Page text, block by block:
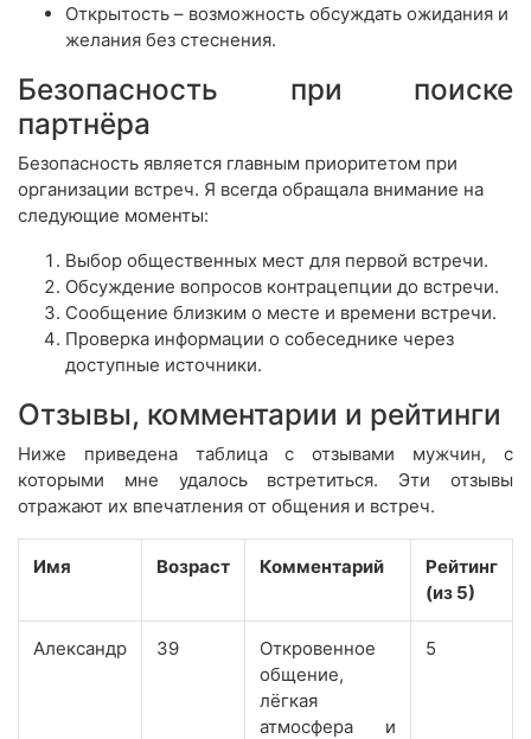
Открытость – возможность обсуждать ожидания и
желания без стеснения.
Безопасность при поиске
партнёра
Безопасность является главным приоритетом при
организации встреч. Я всегда обращала внимание на
следующие моменты:
Выбор общественных мест для первой встречи.
Обсуждение вопросов контрацепции до встречи.
Сообщение близким о месте и времени встречи.
Проверка информации о собеседнике через
доступные источники.
Отзывы, комментарии и рейтинги
Ниже приведена таблица с отзывами мужчин, с
которыми мне удалось встретиться. Эти отзывы
отражают их впечатления от общения и встреч.
Имя Возраст Комментарий
Рейтинг
(из 5)
Александр 39
Откровенное
общение,
лёгкая
атмосфера и
5